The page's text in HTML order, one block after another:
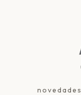
novedades